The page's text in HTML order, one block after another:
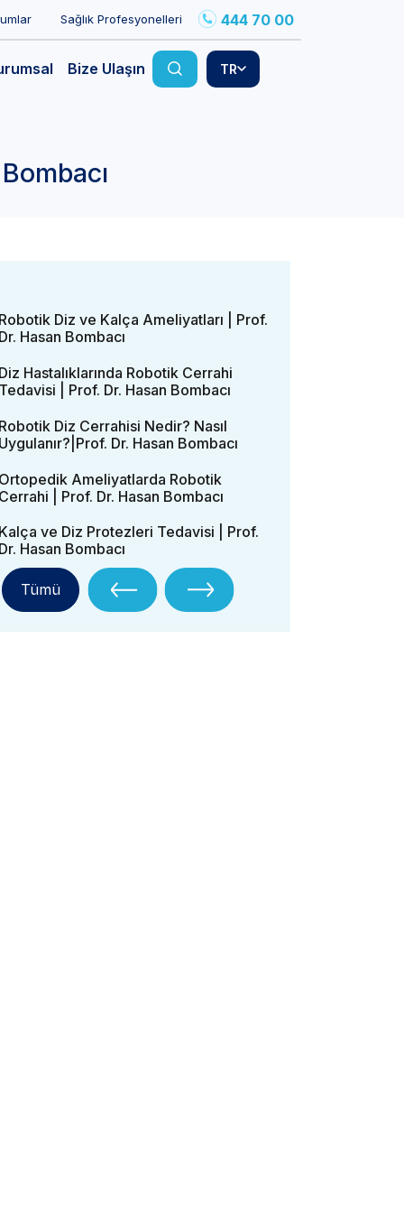
Sağlık Profesyonelleri 444 70 00
Bize Ulaşın TR
Robotik Diz ve Kalça Ameliyatları | Prof.
Dr. Hasan Bombacı
Diz Hastalıklarında Robotik Cerrahi
Tedavisi | Prof. Dr. Hasan Bombacı
Robotik Diz Cerrahisi Nedir? Nasıl
Uygulanır?|Prof. Dr. Hasan Bombacı
Ortopedik Ameliyatlarda Robotik
Cerrahi | Prof. Dr. Hasan Bombacı
Kalça ve Diz Protezleri Tedavisi | Prof.
Dr. Hasan Bombacı
Tümü